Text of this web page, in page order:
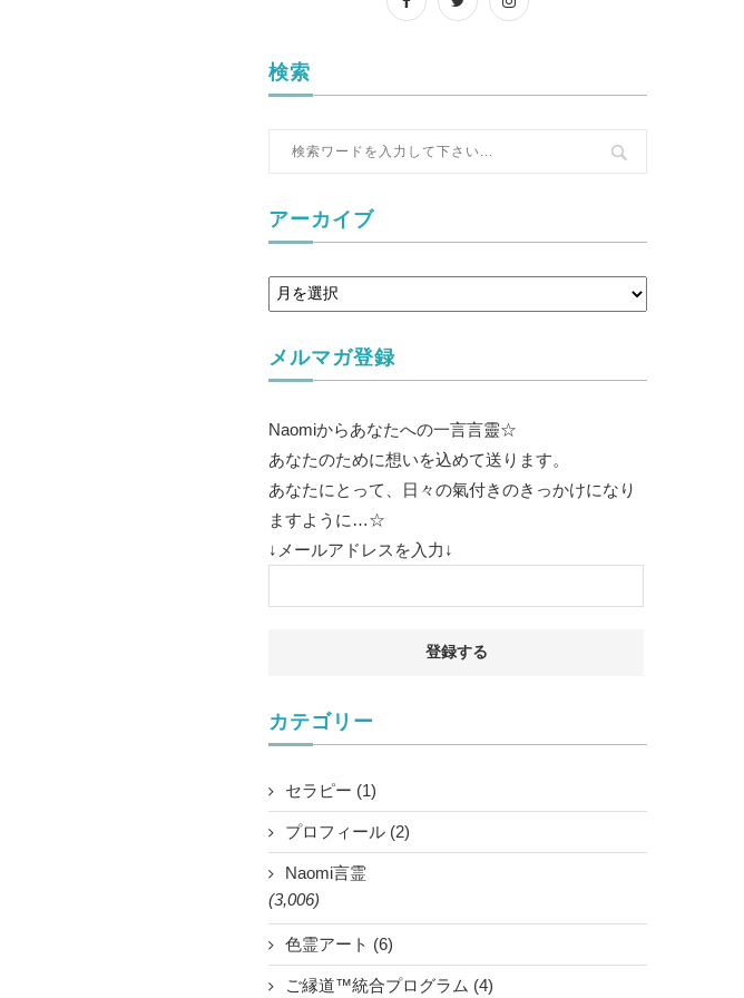
検索
アーカイブ
メルマガ登録
Naomiからあなたへの一言言靈☆
あなたのために想いを込めて送ります。
あなたにとって、日々の氣付きのきっかけになり
ますように…☆
↓メールアドレスを入力↓
カテゴリー
セラピー (1)
プロフィール (2)
Naomi言霊
(3,006)
色霊アート (6)
ご縁道™統合プログラム (4)